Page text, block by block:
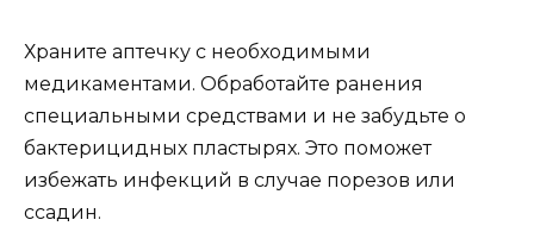
Храните аптечку с необходимыми
медикаментами. Обработайте ранения
специальными средствами и не забудьте о
бактерицидных пластырях. Это поможет
избежать инфекций в случае порезов или
ссадин.